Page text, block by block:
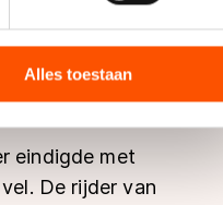
media, advertenties en
zij hebben verzameld via
de VS, waar mogelijk geen
in met deze overdracht.
Alles toestaan
eindigde met
De rijder van